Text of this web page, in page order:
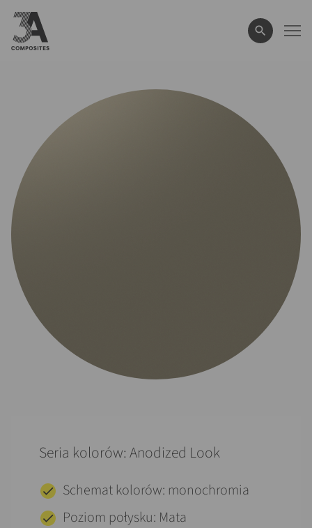
wyszukiwane
hasło
Seria kolorów: Anodized Look
Schemat kolorów: monochromia
Poziom połysku: Mata